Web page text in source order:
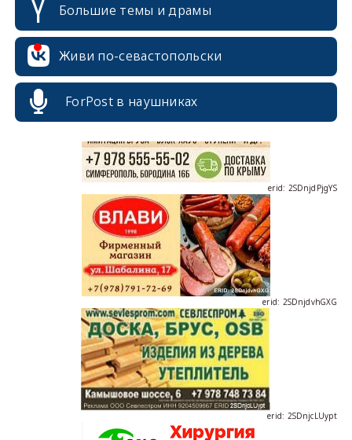
Большие темы и драмы
Живи по-севастопольски
ForPost в наушниках
erid: 2SDnjcrDNw6
erid: 2SDnjdvhGXG